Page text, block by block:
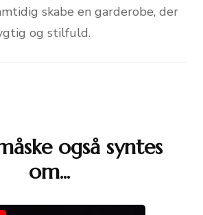
skabe en garderobe, der
og stilfuld.
også syntes
om...